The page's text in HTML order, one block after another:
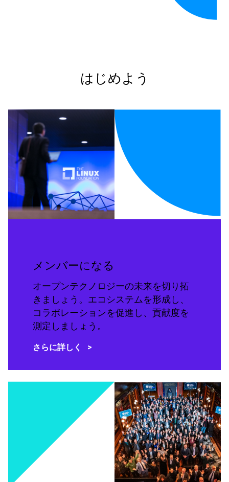
はじめよう
メンバーになる
オープンテクノロジーの未来を切り拓
きましょう。エコシステムを形成し、
コラボレーションを促進し、貢献度を
測定しましょう。
さらに詳しく